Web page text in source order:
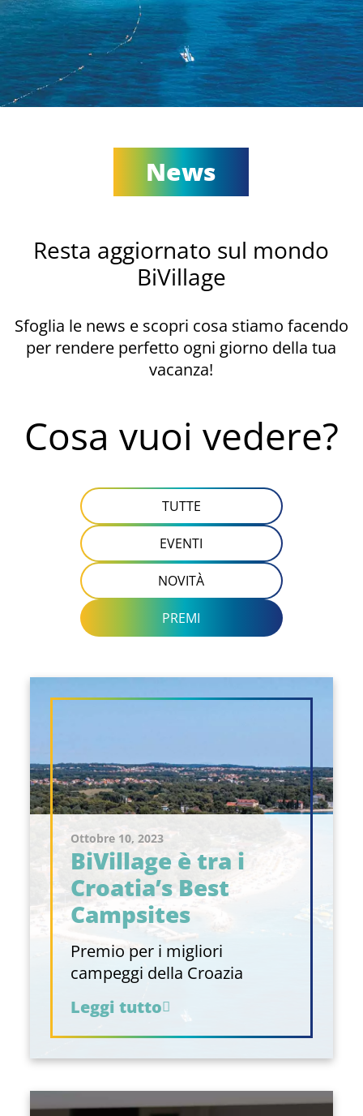
News
Resta aggiornato sul mondo
BiVillage
Sfoglia le news e scopri cosa stiamo facendo
per rendere perfetto ogni giorno della tua
vacanza!
Cosa vuoi vedere?
TUTTE
EVENTI
NOVITÀ
PREMI
Ottobre 10, 2023
BiVillage è tra i
Croatia’s Best
Campsites
Premio per i migliori
campeggi della Croazia
Leggi tutto